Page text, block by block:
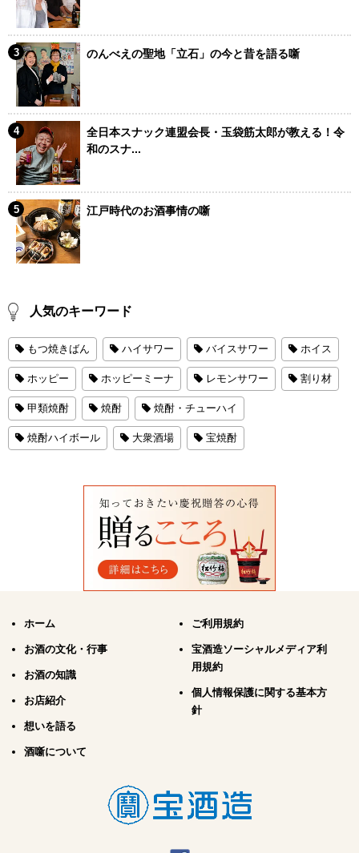
のんべえの聖地「立石」の今と昔を語る噺
全日本スナック連盟会長・玉袋筋太郎が教える！令
和のスナ...
江戸時代のお酒事情の噺
人気のキーワード
もつ焼きばん ハイサワー バイスサワー ホイス
ホッピー ホッピーミーナ レモンサワー 割り材
甲類焼酎 焼酎 焼酎・チューハイ
焼酎ハイボール 大衆酒場 宝焼酎
ホーム
お酒の文化・行事
お酒の知識
お店紹介
想いを語る
酒噺について
ご利用規約
宝酒造ソーシャルメディア利
用規約
個人情報保護に関する基本方
針